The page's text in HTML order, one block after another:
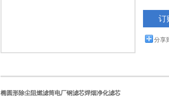
砂机、
订
分享
椭圆形除尘阻燃滤筒电厂钢滤芯焊烟净化滤芯